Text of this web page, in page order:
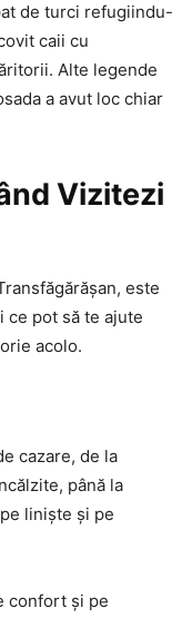
de turci refugiindu-
caii cu
Alte legende
a avut loc chiar
Vizitezi
este
ce pot să te ajute
acolo.
cazare, de la
până la
liniște și pe
confort și pe